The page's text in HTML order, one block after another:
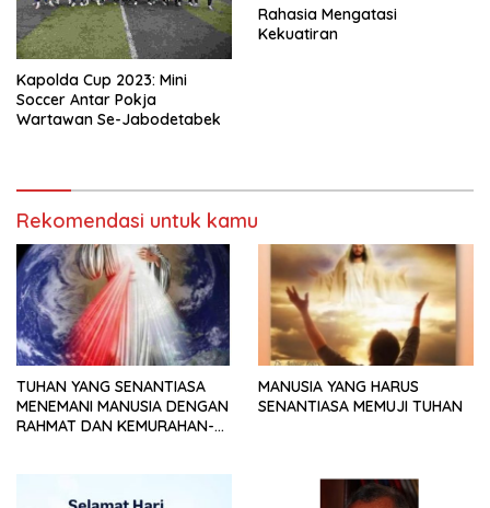
Kapolda Cup 2023: Mini
Soccer Antar Pokja
Wartawan Se-Jabodetabek
Rahasia Mengatasi
Kekuatiran
Rekomendasi untuk kamu
TUHAN YANG SENANTIASA
MENEMANI MANUSIA DENGAN
RAHMAT DAN KEMURAHAN-
MANUSIA YANG HARUS
SENANTIASA MEMUJI TUHAN